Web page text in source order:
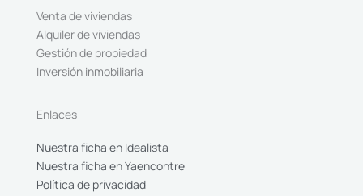
Venta de viviendas
Alquiler de viviendas
Gestión de propiedad
Inversión inmobiliaria
Enlaces
Nuestra ficha en Idealista
Nuestra ficha en Yaencontre
Política de privacidad